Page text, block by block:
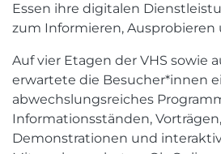
Essen ihre digitalen
zum Informieren,
Auf vier Etagen der VHS sowie
erwartete die Besucher*innen
abwechslungsreiches
Informationsständen,
Demonstrationen und